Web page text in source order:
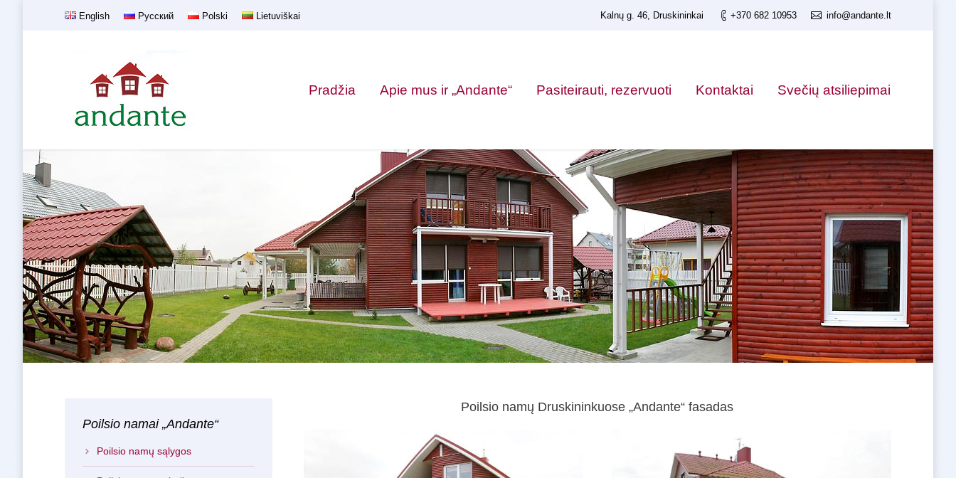
English Русский Polski Lietuviškai Kalnų g. 46, Druskininkai +370 682 10953 info@andante.lt
Pradžia Apie mus ir „Andante“ Pasiteirauti, rezervuoti Kontaktai Svečių atsiliepimai
Poilsio namų Druskininkuose „Andante“ fasadas
Poilsio namai „Andante“
Poilsio namų sąlygos